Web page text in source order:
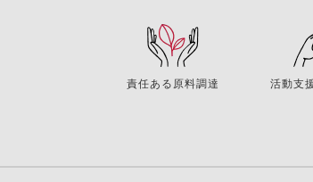
責任ある原料調達 活動支